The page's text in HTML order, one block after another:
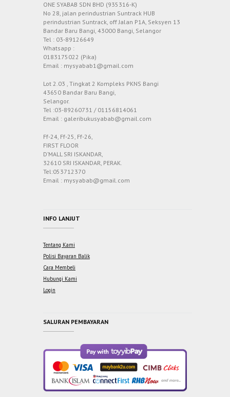
ONE SYABAB SDN BHD (935316-K)
No 28, jalan perindustrian Suntrack HUB
perindustrian Suntrack, off Jalan P1A, Seksyen 13
Bandar Baru Bangi, 43000 Bangi, Selangor
Tel : 03-89126649
Whatsapp :
0183175022 (Pika)
Email : mysyabab1@gmail.com
Lot 2.03 , Tingkat 2 Kompleks PKNS Bangi
43650 Bandar Baru Bangi,
Selangor.
Tel :03-89260731 / 01156814061
Email : galeribukusyabab@gmail.com
Ff-24, Ff-25, Ff-26,
FIRST FLOOR
D’MALL SRI ISKANDAR,
32610 SRI ISKANDAR, PERAK.
Tel:053712370
Email : mysyabab@gmail.com
INFO LANJUT
Tentang Kami
Polisi Bayaran Balik
Cara Membeli
Hubungi Kami
Login
SALURAN PEMBAYARAN